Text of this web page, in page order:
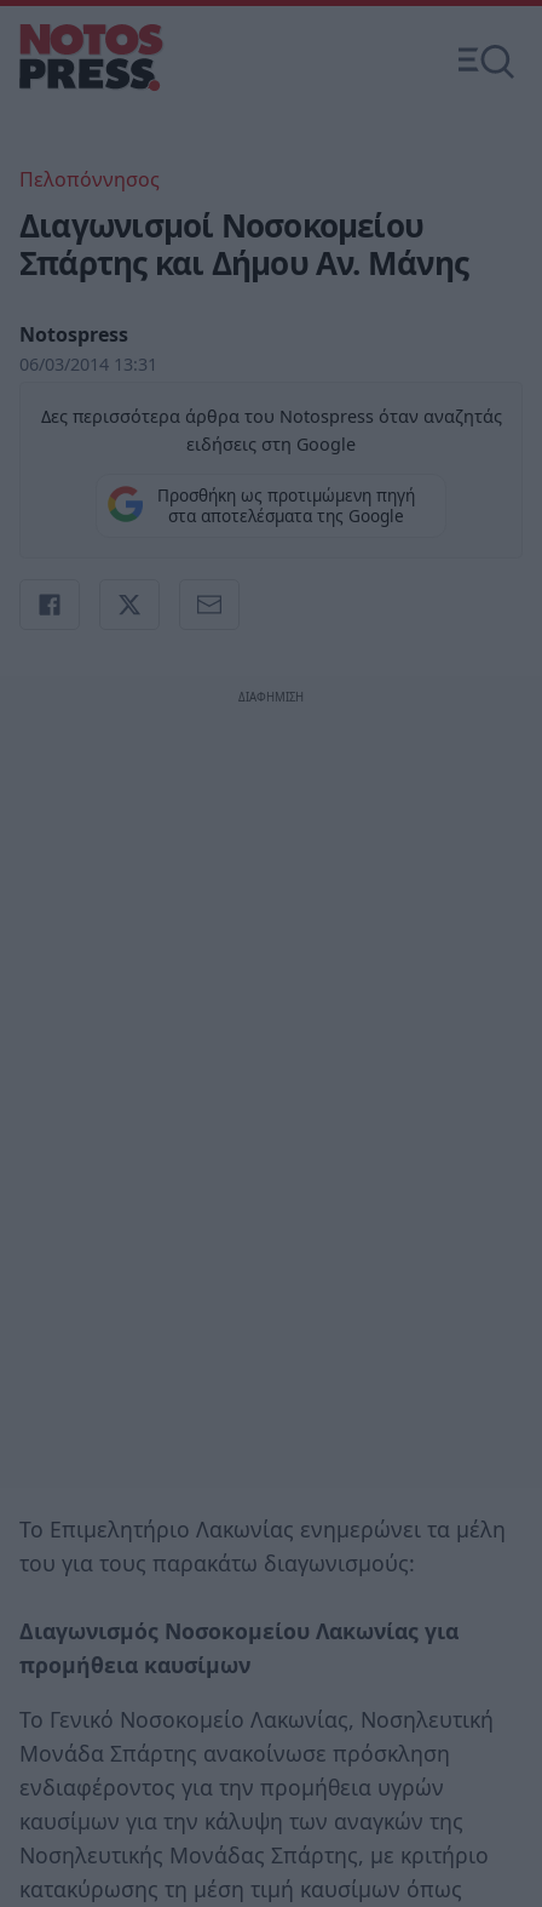
Πελοπόννησος
Διαγωνισμοί Νοσοκομείου
Σπάρτης και Δήμου Αν. Μάνης
Notospress
06/03/2014 13:31
Δες περισσότερα άρθρα του Notospress όταν αναζητάς
ειδήσεις στη Google
Προσθήκη ως προτιμώμενη πηγή
στα αποτελέσματα της Google
Το Επιμελητήριο Λακωνίας ενημερώνει τα μέλη
του για τους παρακάτω διαγωνισμούς:
Διαγωνισμός Νοσοκομείου Λακωνίας για
προμήθεια καυσίμων
Το Γενικό Νοσοκομείο Λακωνίας, Νοσηλευτική
Μονάδα Σπάρτης ανακοίνωσε πρόσκληση
ενδιαφέροντος για την προμήθεια υγρών
καυσίμων για την κάλυψη των αναγκών της
Νοσηλευτικής Μονάδας Σπάρτης, με κριτήριο
κατακύρωσης τη μέση τιμή καυσίμων όπως